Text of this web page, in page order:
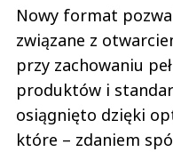
Nowy format
związane z
przy zachowaniu
produktów i
osiągnięto dzięki
które – zdaniem